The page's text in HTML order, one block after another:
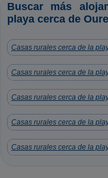
Buscar más
playa cerca de
Casas rurales cerca de la
Casas rurales cerca de la
Casas rurales cerca de la
Casas rurales cerca de la
Casas rurales cerca de la